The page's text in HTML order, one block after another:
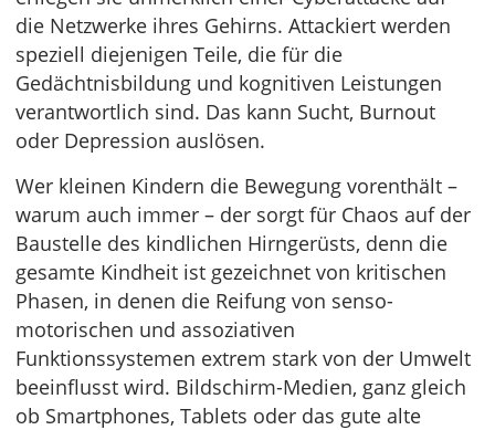
die Netzwerke ihres Gehirns. Attackiert werden
speziell diejenigen Teile, die für die
Gedächtnisbildung und kognitiven Leistungen
verantwortlich sind. Das kann Sucht, Burnout
oder Depression auslösen.
Wer kleinen Kindern die Bewegung vorenthält –
warum auch immer – der sorgt für Chaos auf der
Baustelle des kindlichen Hirngerüsts, denn die
gesamte Kindheit ist gezeichnet von kritischen
Phasen, in denen die Reifung von senso-
motorischen und assoziativen
Funktionssystemen extrem stark von der Umwelt
beeinflusst wird. Bildschirm-Medien, ganz gleich
ob Smartphones, Tablets oder das gute alte